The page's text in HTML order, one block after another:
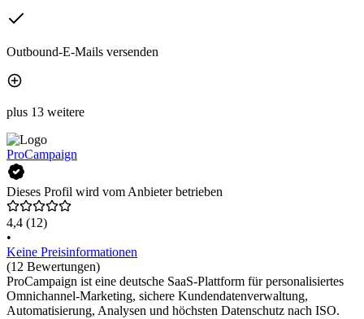
Outbound-E-Mails versenden
plus 13 weitere
ProCampaign
Dieses Profil wird vom Anbieter betrieben
4,4 (12)
•
Keine Preisinformationen
(12 Bewertungen)
ProCampaign ist eine deutsche SaaS-Plattform für personalisiertes
Omnichannel-Marketing, sichere Kundendatenverwaltung,
Automatisierung, Analysen und höchsten Datenschutz nach ISO.